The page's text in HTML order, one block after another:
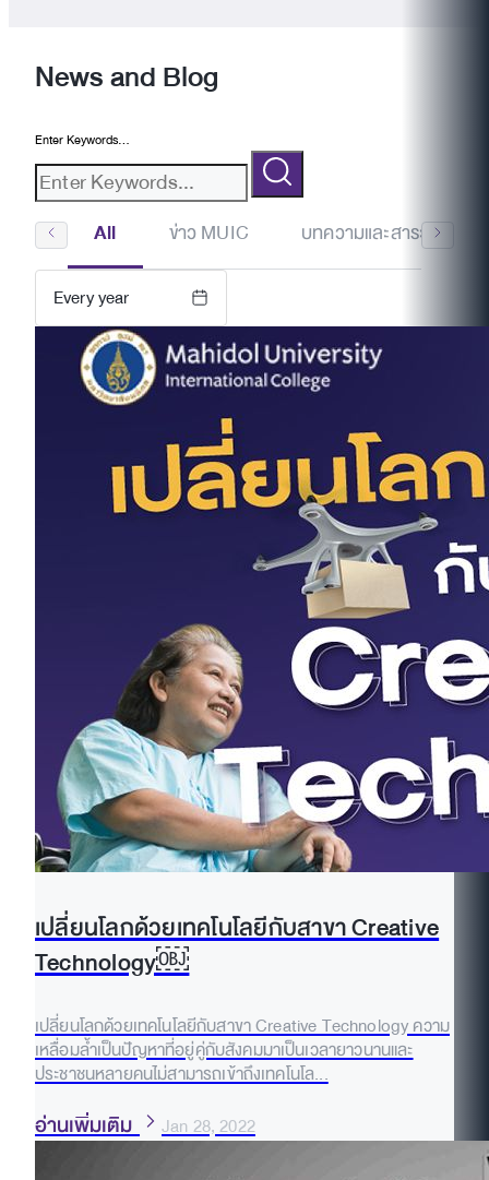
News and Blog
Enter Keywords...
All ข่าว MUIC บทความและสาระน่ารู้
Every year
เปลี่ยนโลกด้วยเทคโนโลยีกับสาขา Creative
Technology￼
เปลี่ยนโลกด้วยเทคโนโลยีกับสาขา Creative Technology ความ
เหลื่อมล้ำเป็นปัญหาที่อยู่คู่กับสังคมมาเป็นเวลายาวนานและ
ประชาชนหลายคนไม่สามารถเข้าถึงเทคโนโล...
อ่านเพิ่มเติม Jan 28, 2022